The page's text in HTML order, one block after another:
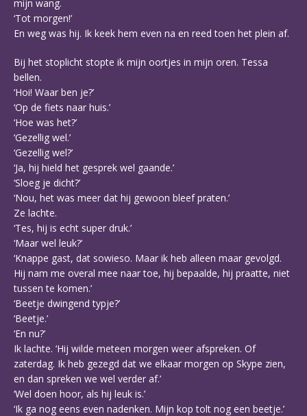
mijn wang.
‘Tot morgen!’
En weg was hij. Ik keek hem even na en reed toen het plein af.
Bij het stoplicht stopte ik mijn oortjes in mijn oren. Tessa
bellen.
‘Hoi! Waar ben je?’
‘Op de fiets naar huis.’
‘Hoe was het?’
‘Gezellig wel.’
‘Gezellig wel?’
‘Ja, hij hield het gesprek wel gaande.’
‘Sloeg je dicht?’
‘Nou, het was meer dat hij gewoon bleef praten.’
Ze lachte.
‘Tes, hij is echt super druk.’
‘Maar wel leuk?’
‘Knappe gast, dat sowieso. Maar ik heb alleen maar gevolgd.
Hij nam me overal mee naar toe, hij bepaalde, hij praatte, niet
tussen te komen.’
‘Beetje dwingend typje?’
‘Beetje.’
‘En nu?’
Ik lachte. ‘Hij wilde meteen morgen weer afspreken. Of
zaterdag. Ik heb gezegd dat we elkaar morgen op Skype zien,
en dan spreken we wel verder af.’
‘Wel doen hoor, als hij leuk is.’
‘Ik ga nog eens even nadenken. Mijn kop tolt nog een beetje.’